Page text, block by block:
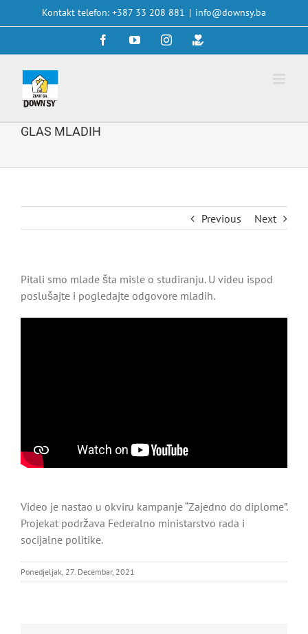
to
Kontakt telefon: +387 33 208 881 | info@downsy.ba
FacebookYouTubeInstagram
Doniraj
GLAS MLADIH
Previous Next
Pitali smo mlade šta misle o studiranju. U videu ispod
poslušajte i pogledajte odgovore mladih.
Video je nastao u okviru kampanje “Zajedno do diplome”.
Projekat podržava Federalno ministarstvo rada i
socijalne politike.
Ponedjeljak, 27. Decembar, 2021